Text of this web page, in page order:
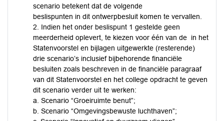
scenario betekent dat de volgende
beslispunten in dit ontwerpbesluit komen te vervallen.
2. Indien het onder beslispunt 1 gestelde geen
meerderheid oplevert, te kiezen voor één van de in het
Statenvoorstel en bijlagen uitgewerkte (resterende)
drie scenario’s inclusief bijbehorende financiële
besluiten zoals beschreven in de financiële paragraaf
van dit Statenvoorstel en het college opdracht te geven
dit scenario verder uit te werken:
a. Scenario “Groeiruimte benut”;
b. Scenario “Omgevingsbewuste luchthaven”;